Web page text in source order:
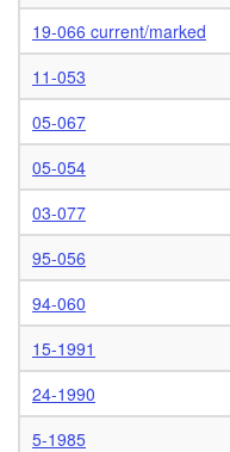
19-066 current/marked
11-053
05-067
05-054
03-077
95-056
94-060
15-1991
24-1990
5-1985